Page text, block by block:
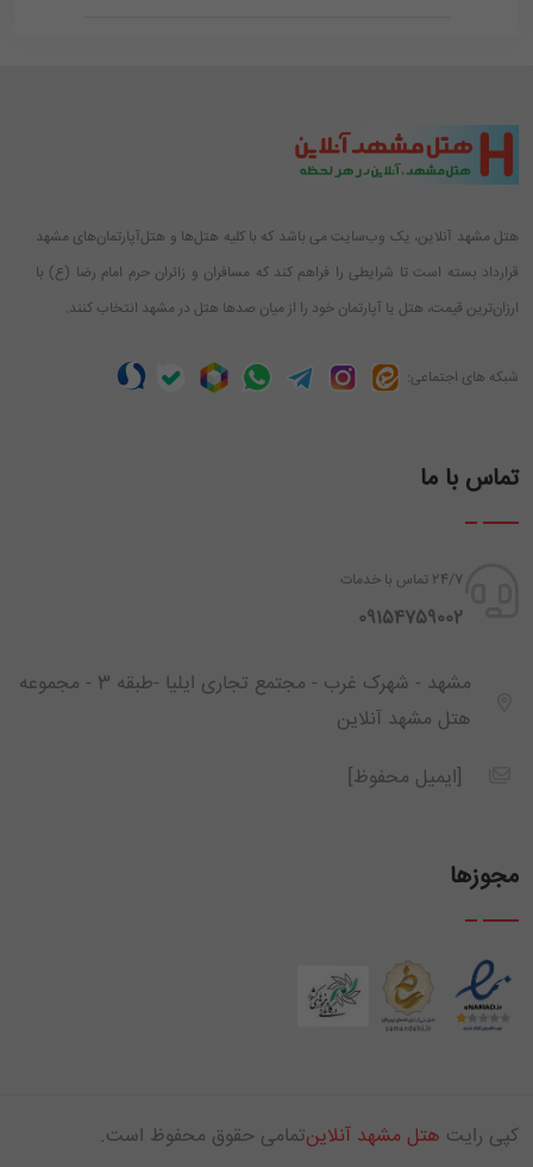
هتل مشهد آنلاین، یک وب‌سایت می باشد که با کلیه هتل‌ها و هتل‌آپارتمان‌های مشهد
قرارداد بسته است تا شرایطی را فراهم کند که مسافران و زائران حرم امام رضا (ع) با
ارزان‌ترین قیمت، هتل یا آپارتمان خود را از میان صدها هتل در مشهد انتخاب کنند.
شبکه های اجتماعی:
تماس با ما
24/7 تماس با خدمات
‪ 09154759002
مشهد - شهرک غرب - مجتمع تجاری ایلیا -طبقه 3 - مجموعه
هتل مشهد آنلاین
[ایمیل محفوظ]
مجوزها
کپی رایت هتل مشهد آنلاینتمامی حقوق محفوظ است.